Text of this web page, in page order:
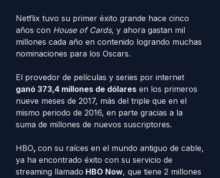
Netflix tuvo su primer éxito grande hace cinco
años con House of Cards, y ahora gastan mil
millones cada año en contenido logrando muchas
nominaciones para los Oscars.
El provedor de películas y series por internet
ganó 373,4 millones de dólares en los primeros
nueve meses de 2017, más del triple que en el
mismo periodo de 2016, en parte gracias a la
suma de millones de nuevos suscriptores.
HBO, con su raíces en el mundo antiguo de cable,
ya ha encontrado éxito con su servicio de
streaming llamado HBO Now, que tiene 2 millones